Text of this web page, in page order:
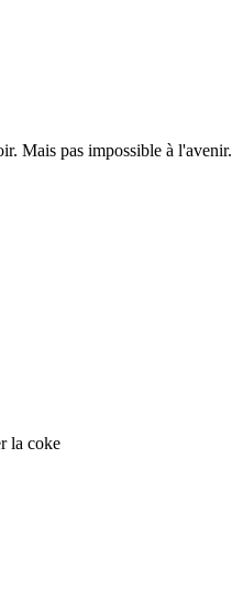
Mais pas impossible à l'avenir.
la coke